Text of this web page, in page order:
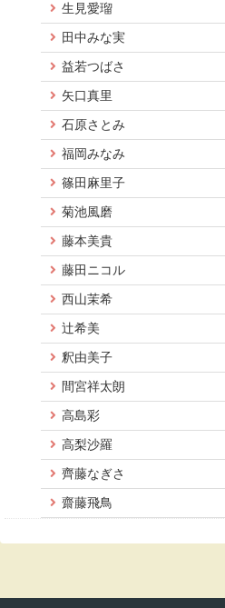
生見愛瑠
田中みな実
益若つばさ
矢口真里
石原さとみ
福岡みなみ
篠田麻里子
菊池風磨
藤本美貴
藤田ニコル
西山茉希
辻希美
釈由美子
間宮祥太朗
高島彩
高梨沙羅
齊藤なぎさ
齋藤飛鳥